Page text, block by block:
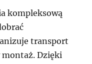
kompleksową
transport
Dzięki